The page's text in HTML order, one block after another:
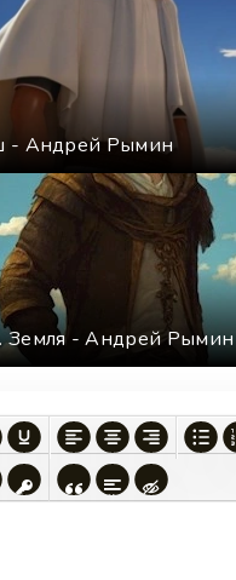
- Андрей Рымин
Земля - Андрей Рымин